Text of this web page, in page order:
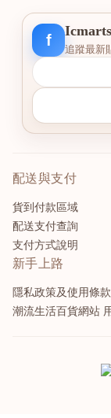
f
Icmarts
追蹤最新
配送與支付
貨到付款區域
配送支付查詢
支付方式說明
新手上路
隱私政策及使用條款
潮流生活百貨網站